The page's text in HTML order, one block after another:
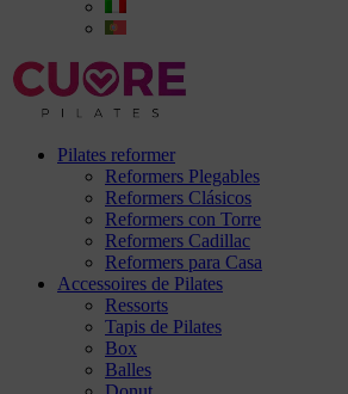
Pilates reformer
Reformers Plegables
Reformers Clásicos
Reformers con Torre
Reformers Cadillac
Reformers para Casa
Accessoires de Pilates
Ressorts
Tapis de Pilates
Box
Balles